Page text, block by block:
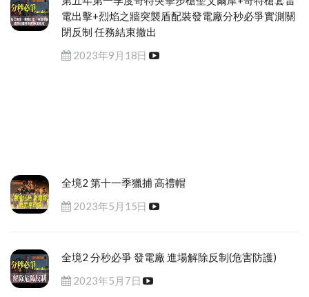
電出擊+烈焰之牆突襲盾配裝發電廠分秒必爭實測關
閉反制 任務結束撤出
2023年9月18日
全境2 第十一季獵捕 高禮帽
2023年5月15日
全境2 分秒必爭 發電廠 進場解除反制(危害防護)
2023年5月7日